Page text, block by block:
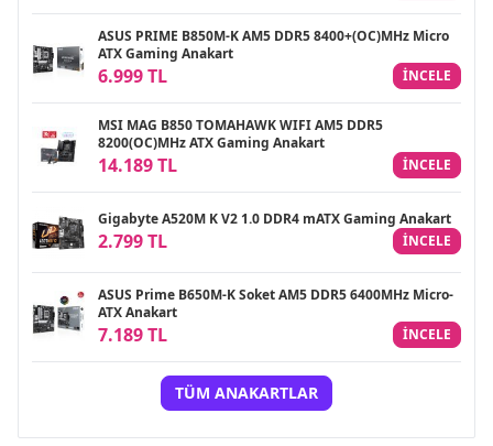
ASUS PRIME B850M-K AM5 DDR5 8400+(OC)MHz Micro
ATX Gaming Anakart
6.999 TL INCELE
MSI MAG B850 TOMAHAWK WIFI AM5 DDR5
8200(OC)MHz ATX Gaming Anakart
14.189 TL INCELE
Gigabyte A520M K V2 1.0 DDR4 mATX Gaming Anakart
2.799 TL INCELE
ASUS Prime B650M-K Soket AM5 DDR5 6400MHz Micro-
ATX Anakart
7.189 TL INCELE
TÜM ANAKARTLAR